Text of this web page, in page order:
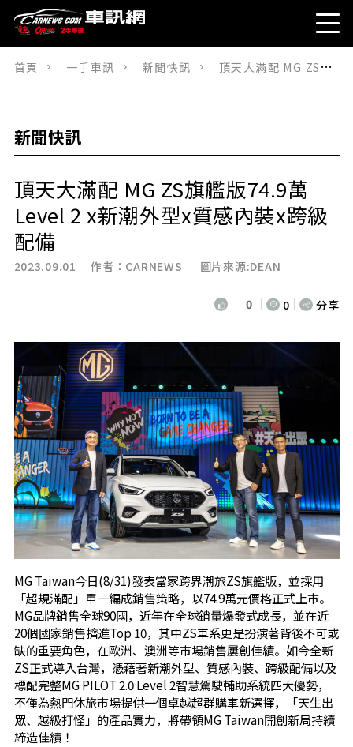
首頁 一手車訊 新聞快訊 頂天大滿配 MG ZS旗艦版74.9萬Level 2 x新潮外型x質感內裝x跨級配備
新聞快訊
頂天大滿配 MG ZS旗艦版74.9萬
Level 2 x新潮外型x質感內裝x跨級
配備
2023.09.01 作者： CARNEWS 圖片來源:DEAN
0 0 分享
MG Taiwan今日(8/31)發表當家跨界潮旅ZS旗艦版，並採用
「超規滿配」單一編成銷售策略，以74.9萬元價格正式上市。
MG品牌銷售全球90國，近年在全球銷量爆發式成長，並在近
20個國家銷售擠進Top 10，其中ZS車系更是扮演著背後不可或
缺的重要角色，在歐洲、澳洲等市場銷售屢創佳績。如今全新
ZS正式導入台灣，憑藉著新潮外型、質感內裝、跨級配備以及
標配完整MG PILOT 2.0 Level 2智慧駕駛輔助系統四大優勢，
不僅為熱門休旅市場提供一個卓越超群購車新選擇，「天生出
眾、越級打怪」的產品實力，將帶領MG Taiwan開創新局持續
締造佳績！